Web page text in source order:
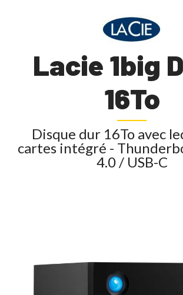
Lacie 1big
16To
Disque dur 16To avec
cartes intégré -
4.0 / USB-C